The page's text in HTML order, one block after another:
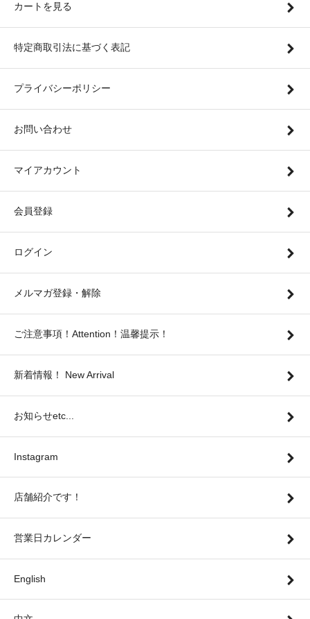
カートを見る
特定商取引法に基づく表記
プライバシーポリシー
お問い合わせ
マイアカウント
会員登録
ログイン
メルマガ登録・解除
ご注意事項！Attention！温馨提示！
新着情報！ New Arrival
お知らせetc...
Instagram
店舗紹介です！
営業日カレンダー
English